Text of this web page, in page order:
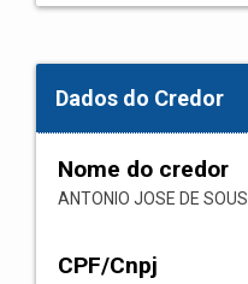
Dados do Credor
Nome do credor
ANTONIO JOSE DE
CPF/Cnpj